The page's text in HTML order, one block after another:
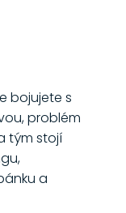
bojujete s
problém
tým stojí
a